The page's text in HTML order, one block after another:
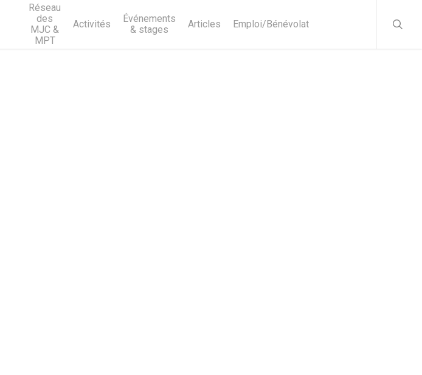
Réseau
des
MJC &
MPT
Activités
Événements
& stages
Articles Emploi/Bénévolat